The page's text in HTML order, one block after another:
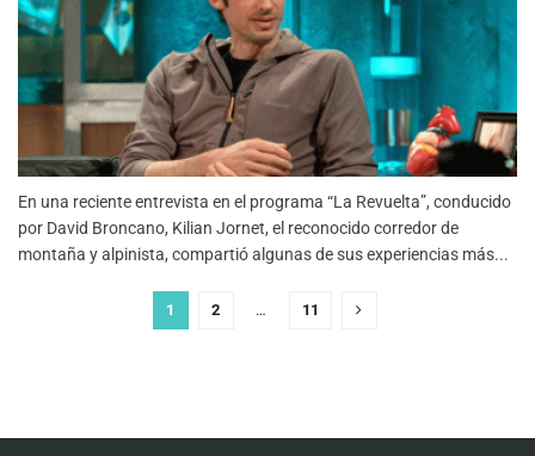
En una reciente entrevista en el programa “La Revuelta”, conducido
por David Broncano, Kilian Jornet, el reconocido corredor de
montaña y alpinista, compartió algunas de sus experiencias más...
1 2 … 11